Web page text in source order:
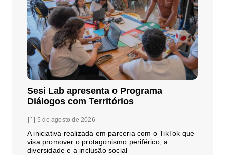
Sesi Lab apresenta o Programa
Diálogos com Territórios
5 de agosto de 2026
A iniciativa realizada em parceria com o TikTok que
visa promover o protagonismo periférico, a
diversidade e a inclusão social